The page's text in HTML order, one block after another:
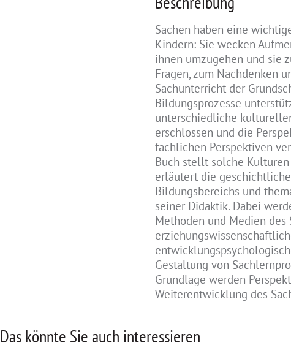
Sachen haben eine
Kindern: Sie wecken
ihnen umzugehen und sie
Fragen, zum Nachdenken
Sachunterricht der
Bildungsprozesse
unterschiedliche
erschlossen und die
fachlichen Perspektiven
Buch stellt solche Kulturen
erläutert die
Bildungsbereichs und
seiner Didaktik. Dabei
Methoden und Medien des
Gestaltung von
Grundlage werden
Weiterentwicklung des
Das könnte Sie auch interessieren